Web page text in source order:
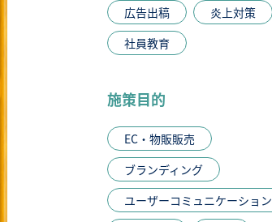
広告出稿
炎上対策
社員教育
施策目的
EC・物販販売
ブランディング
ユーザーコミュニケーション